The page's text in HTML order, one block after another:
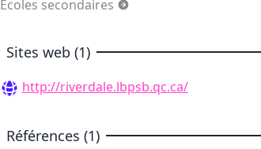
Écoles secondaires
Sites web (1)
http://riverdale.lbpsb.qc.ca/
Références (1)